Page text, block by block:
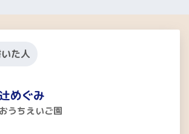
た人
辻めぐみ
おうちえいご園